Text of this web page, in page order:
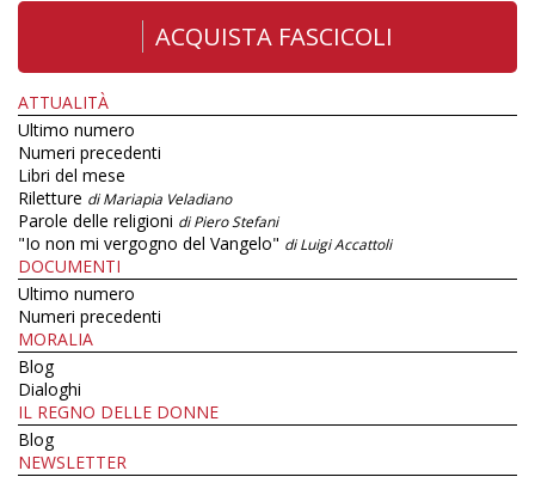
ACQUISTA FASCICOLI
ATTUALITÀ
Ultimo numero
Numeri precedenti
Libri del mese
Riletture di Mariapia Veladiano
Parole delle religioni di Piero Stefani
"Io non mi vergogno del Vangelo" di Luigi Accattoli
DOCUMENTI
Ultimo numero
Numeri precedenti
MORALIA
Blog
Dialoghi
IL REGNO DELLE DONNE
Blog
NEWSLETTER